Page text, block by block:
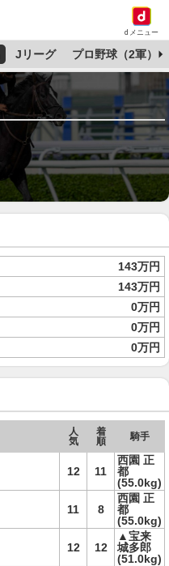
dメニュー
Jリーグ プロ野球（2軍）
143万円
143万円
0万円
0万円
0万円
人
気
着
順
騎手
12 11
西園 正
都
(55.0kg)
11 8
西園 正
都
(55.0kg)
12 12
▲宝来
城多郎
(51.0kg)